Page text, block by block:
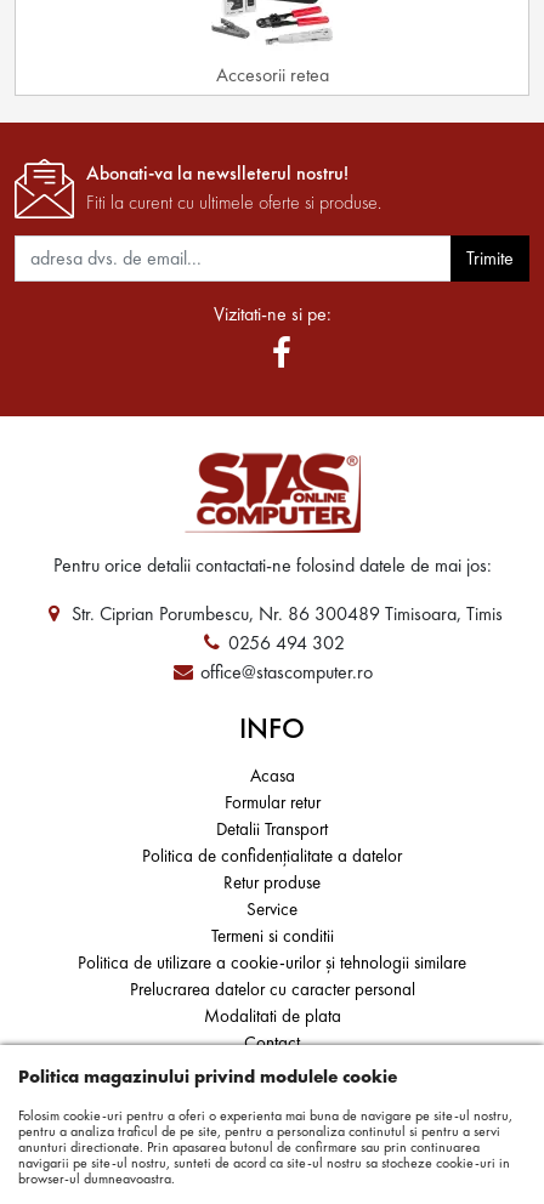
Accesorii retea
Abonati-va la newslleterul nostru!
Fiti la curent cu ultimele oferte si produse.
Trimite
Vizitati-ne si pe:
Pentru orice detalii contactati-ne folosind datele de mai jos:
Str. Ciprian Porumbescu, Nr. 86 300489 Timisoara, Timis
0256 494 302
office@stascomputer.ro
INFO
Acasa
Formular retur
Detalii Transport
Politica de confidențialitate a datelor
Retur produse
Service
Termeni si conditii
Politica de utilizare a cookie-urilor și tehnologii similare
Prelucrarea datelor cu caracter personal
Modalitati de plata
Contact
ANPC
Politica magazinului privind modulele cookie
Folosim cookie-uri pentru a oferi o experienta mai buna de navigare pe site-ul nostru,
pentru a analiza traficul de pe site, pentru a personaliza continutul si pentru a servi
anunturi directionate. Prin apasarea butonul de confirmare sau prin continuarea
navigarii pe site-ul nostru, sunteti de acord ca site-ul nostru sa stocheze cookie-uri in
browser-ul dumneavoastra.